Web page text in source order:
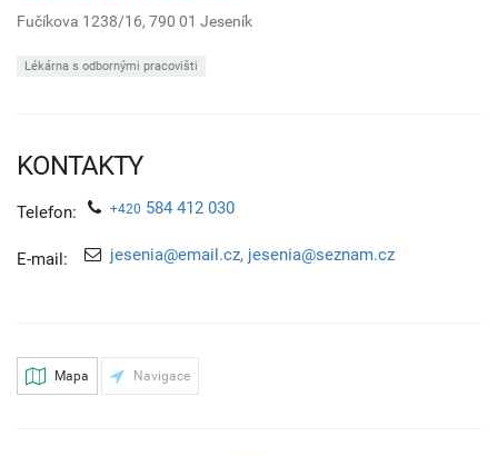
Fučíkova 1238/16, 790 01 Jeseník
Lékárna s odbornými pracovišti
KONTAKTY
Telefon: +420 584 412 030
E-mail: jesenia@email.cz, jesenia@seznam.cz
Mapa Navigace